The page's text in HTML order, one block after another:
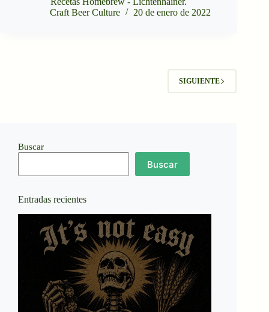
Craft Beer Culture
20 de enero de 2022
SIGUIENTE
Buscar
Buscar
Entradas recientes